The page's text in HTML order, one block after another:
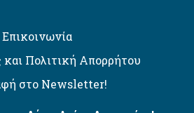
Επικοινωνία
και Πολιτική Απορρήτου
στο Newsletter!